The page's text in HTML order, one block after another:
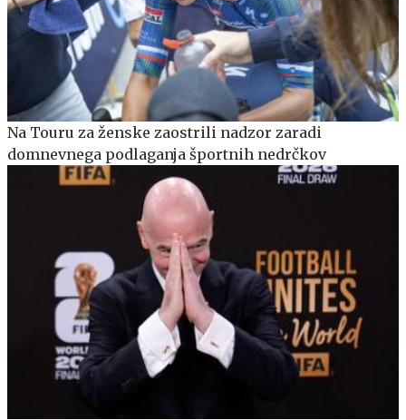
Na Touru za ženske zaostrili nadzor zaradi
domnevnega podlaganja športnih nedrčkov